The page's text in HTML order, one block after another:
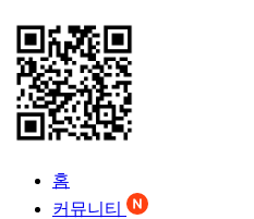
홈
커뮤니티